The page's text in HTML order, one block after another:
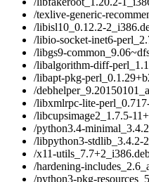
/texlive-generic-
/libisl10_0.12.2-
/libio-socket-inet6-
/libgs9-
/libalgorithm-diff-
/libapt-pkg-
/
/libxmlrpc-lite-
/libcupsimage2_1.7.5-
/python3.4-
/libpython3-stdlib_3.4.2-
/x11-
/hardening-
/python3-pkg-